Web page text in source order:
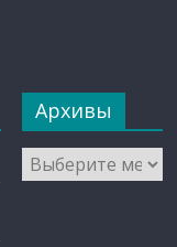
Архивы
Архивы